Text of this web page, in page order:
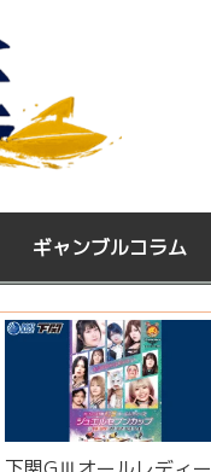
ギャンブルコラム